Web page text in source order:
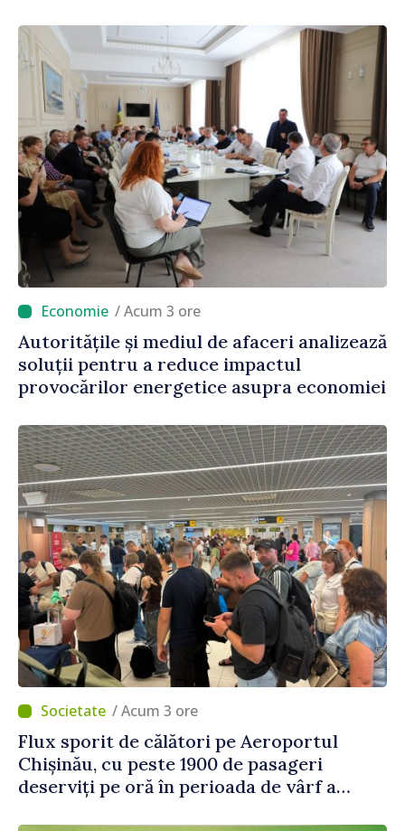
/ Acum 3 ore
Autoritățile și mediul de afaceri analizează
soluții pentru a reduce impactul
provocărilor energetice asupra economiei
/ Acum 3 ore
Flux sporit de călători pe Aeroportul
Chișinău, cu peste 1900 de pasageri
deserviți pe oră în perioada de vârf a